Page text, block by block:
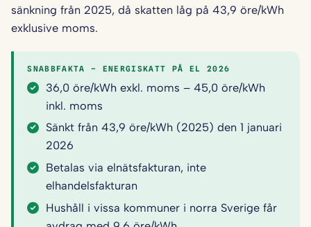
sänkning från 2025, då skatten låg på 43,9 öre/kWh
exklusive moms.
SNABBFAKTA – ENERGISKATT PÅ EL 2026
36,0 öre/kWh exkl. moms – 45,0 öre/kWh
inkl. moms
Sänkt från 43,9 öre/kWh (2025) den 1 januari
2026
Betalas via elnätsfakturan, inte
elhandelsfakturan
Hushåll i vissa kommuner i norra Sverige får